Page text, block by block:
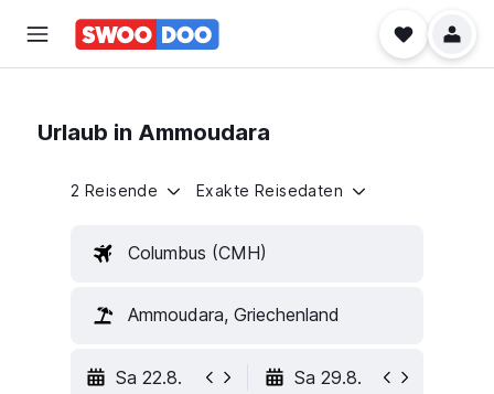
Urlaub in Ammoudara
2 Reisende Exakte Reisedaten
Columbus (CMH)
Ammoudara, Griechenland
Sa 22.8. Sa 29.8.